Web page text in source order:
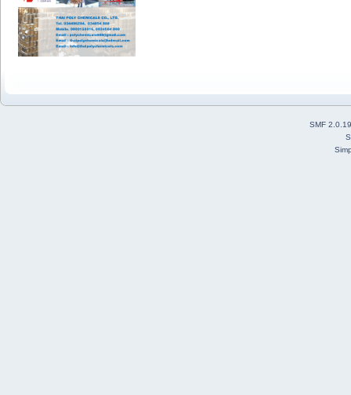
SMF 2.0.19